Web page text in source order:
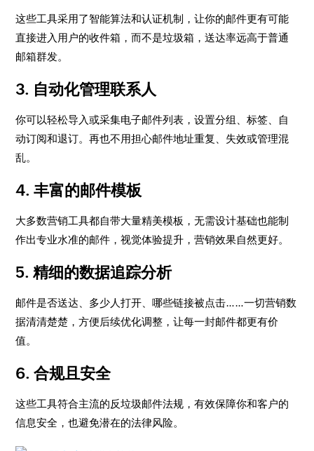
这些工具采用了智能算法和认证机制，让你的邮件更有可能
直接进入用户的收件箱，而不是垃圾箱，送达率远高于普通
邮箱群发。
3. 自动化管理联系人
你可以轻松导入或采集电子邮件列表，设置分组、标签、自
动订阅和退订。再也不用担心邮件地址重复、失效或管理混
乱。
4. 丰富的邮件模板
大多数营销工具都自带大量精美模板，无需设计基础也能制
作出专业水准的邮件，视觉体验提升，营销效果自然更好。
5. 精细的数据追踪分析
邮件是否送达、多少人打开、哪些链接被点击……一切营销数
据清清楚楚，方便后续优化调整，让每一封邮件都更有价
值。
6. 合规且安全
这些工具符合主流的反垃圾邮件法规，有效保障你和客户的
信息安全，也避免潜在的法律风险。